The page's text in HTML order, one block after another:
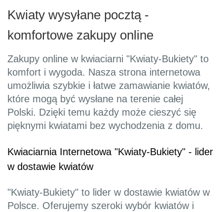
Kwiaty wysyłane pocztą -
komfortowe zakupy online
Zakupy online w kwiaciarni "Kwiaty-Bukiety" to
komfort i wygoda. Nasza strona internetowa
umożliwia szybkie i łatwe zamawianie kwiatów,
które mogą być wysłane na terenie całej
Polski. Dzięki temu każdy może cieszyć się
pięknymi kwiatami bez wychodzenia z domu.
Kwiaciarnia Internetowa "Kwiaty-Bukiety" - lider
w dostawie kwiatów
"Kwiaty-Bukiety" to lider w dostawie kwiatów w
Polsce. Oferujemy szeroki wybór kwiatów i